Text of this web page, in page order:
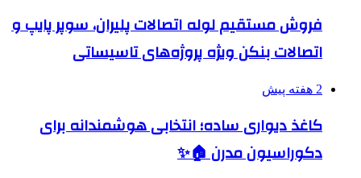
فروش مستقیم لوله اتصالات پلیران، سوپر پایپ و
اتصالات بنکن ویژه پروژه‌های تاسیساتی
2 هفته پیش
کاغذ دیواری ساده؛ انتخابی هوشمندانه برای
دکوراسیون مدرن 🏠✨